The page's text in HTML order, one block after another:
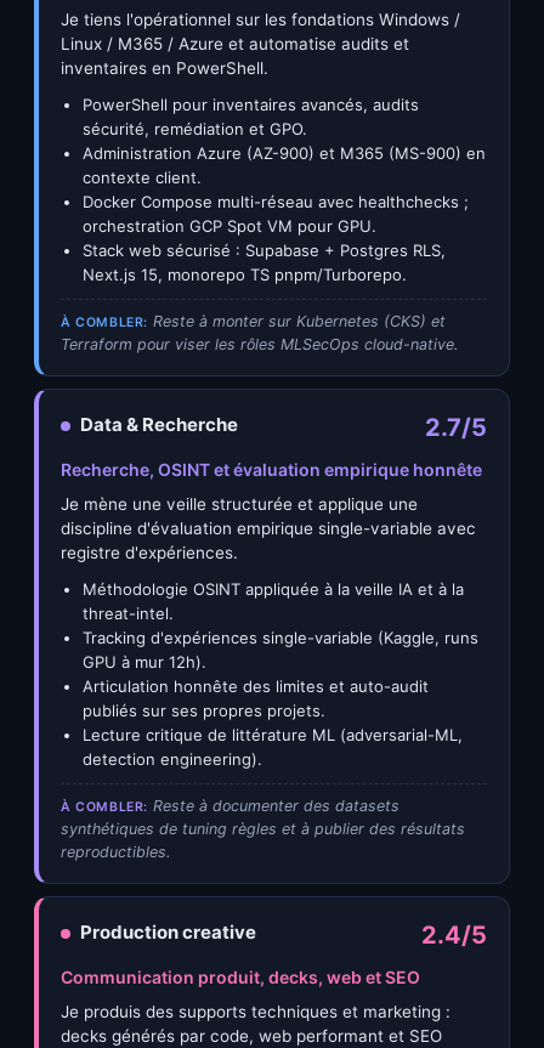
Je tiens l'opérationnel sur les fondations Windows /
Linux / M365 / Azure et automatise audits et
inventaires en PowerShell.
PowerShell pour inventaires avancés, audits
sécurité, remédiation et GPO.
Administration Azure (AZ-900) et M365 (MS-900) en
contexte client.
Docker Compose multi-réseau avec healthchecks ;
orchestration GCP Spot VM pour GPU.
Stack web sécurisé : Supabase + Postgres RLS,
Next.js 15, monorepo TS pnpm/Turborepo.
À COMBLER: Reste à monter sur Kubernetes (CKS) et
Terraform pour viser les rôles MLSecOps cloud-native.
Data & Recherche 2.7/5
Recherche, OSINT et évaluation empirique honnête
Je mène une veille structurée et applique une
discipline d'évaluation empirique single-variable avec
registre d'expériences.
Méthodologie OSINT appliquée à la veille IA et à la
threat-intel.
Tracking d'expériences single-variable (Kaggle, runs
GPU à mur 12h).
Articulation honnête des limites et auto-audit
publiés sur ses propres projets.
Lecture critique de littérature ML (adversarial-ML,
detection engineering).
À COMBLER: Reste à documenter des datasets
synthétiques de tuning règles et à publier des résultats
reproductibles.
Production creative 2.4/5
Communication produit, decks, web et SEO
Je produis des supports techniques et marketing :
decks générés par code, web performant et SEO